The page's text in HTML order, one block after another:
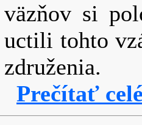
väzňov si
uctili tohto
združenia.
Prečítať